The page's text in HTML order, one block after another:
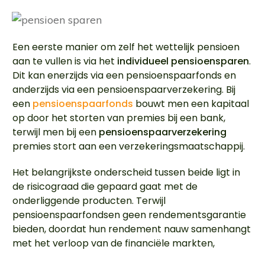
Een eerste manier om zelf het wettelijk pensioen
aan te vullen is via het individueel pensioensparen.
Dit kan enerzijds via een pensioenspaarfonds en
anderzijds via een pensioenspaarverzekering. Bij
een pensioenspaarfonds bouwt men een kapitaal
op door het storten van premies bij een bank,
terwijl men bij een pensioenspaarverzekering
premies stort aan een verzekeringsmaatschappij.
Het belangrijkste onderscheid tussen beide ligt in
de risicograad die gepaard gaat met de
onderliggende producten. Terwijl
pensioenspaarfondsen geen rendementsgarantie
bieden, doordat hun rendement nauw samenhangt
met het verloop van de financiële markten,